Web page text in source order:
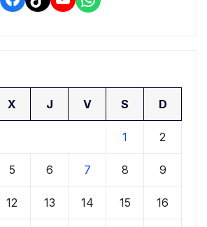
X J V S D
1 2
5 6 7 8 9
12 13 14 15 16